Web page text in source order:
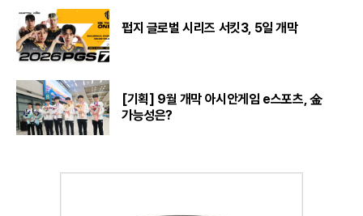
펍지 글로벌 시리즈 서킷3, 5일 개막
[기획] 9월 개막 아시안게임 e스포츠, 金
가능성은?